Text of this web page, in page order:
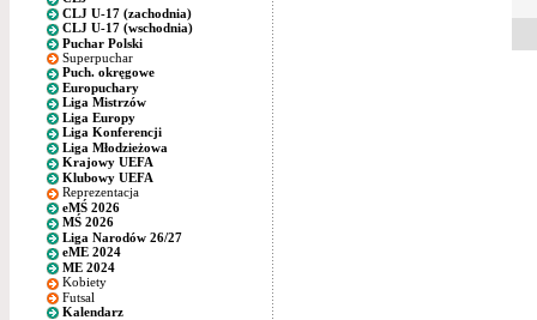
CLJ U-17 (zachodnia)
CLJ U-17 (wschodnia)
Puchar Polski
Superpuchar
Puch. okręgowe
Europuchary
Liga Mistrzów
Liga Europy
Liga Konferencji
Liga Młodzieżowa
Krajowy UEFA
Klubowy UEFA
Reprezentacja
eMŚ 2026
MŚ 2026
Liga Narodów 26/27
eME 2024
ME 2024
Kobiety
Futsal
Kalendarz